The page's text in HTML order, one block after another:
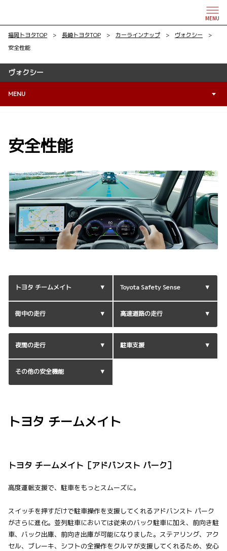
MENU
福岡トヨタTOP > 長崎トヨタTOP > カーラインナップ > ヴォクシー >
安全性能
ヴォクシー
MENU
安全性能
トヨタ チームメイト Toyota Safety Sense
街中の走行 高速道路の走行
夜間の走行 駐車支援
その他の安全機能
トヨタ チームメイト
トヨタ チームメイト［アドバンスト パーク］
高度運転支援で、駐車をもっとスムーズに。
スイッチを押すだけで駐車操作を支援してくれるアドバンスト パーク
がさらに進化。並列駐車においては従来のバック駐車に加え、前向き駐
車、バック出庫、前向き出庫が可能になりました。ステアリング、アク
セル、ブレーキ、シフトの全操作をクルマが支援してくれるため、安心